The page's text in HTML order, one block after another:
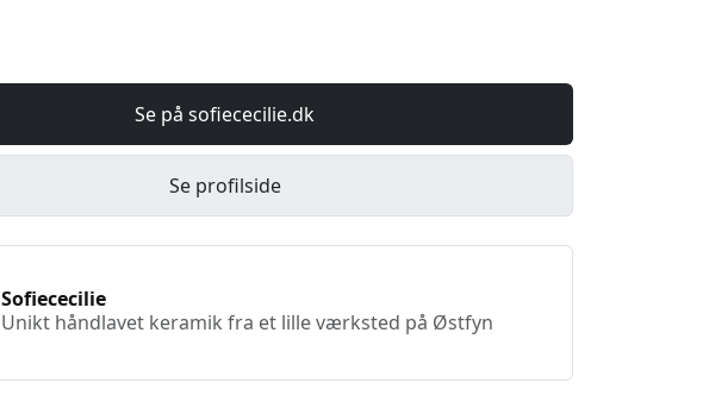
Se på sofiececilie.dk
Se profilside
Sofiececilie
Unikt håndlavet keramik fra et lille værksted på Østfyn